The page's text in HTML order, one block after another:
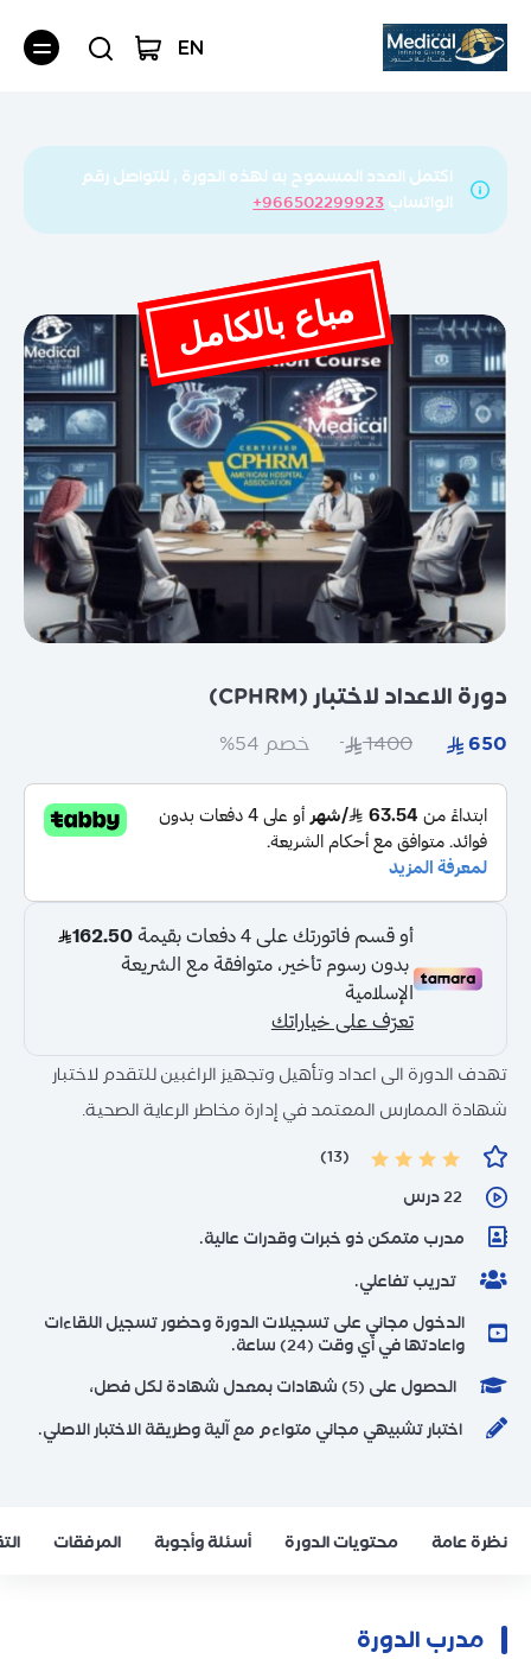
EN
اكتمل العدد المسموح به لهذه الدورة , للتواصل رقم
الواتساب966502299923+
مباع بالكامل
دورة الاعداد لاختبار (CPHRM)
خصم 54%
تهدف الدورة الى اعداد وتأهيل وتجهيز الراغبين للتقدم لاختبار
شهادة الممارس المعتمد في إدارة مخاطر الرعاية الصحية.
(13)
22 درس
مدرب متمكن ذو خبرات وقدرات عالية.
تدريب تفاعلي.
الدخول مجاني على تسجيلات الدورة وحضور تسجيل اللقاءات
واعادتها في أي وقت (24) ساعة.
الحصول على (5) شهادات بمعدل شهادة لكل فصل،
اختبار تشبيهي مجاني متواءم مع آلية وطريقة الاختبار الاصلي.
نظرة عامة محتويات الدورة أسئلة وأجوبة المرفقات
مدرب الدورة